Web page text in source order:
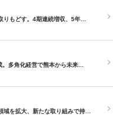
りもどす。4期連続増収、5年…
多角化経営で熊本から未来…
域を拡大、新たな取り組みで持…